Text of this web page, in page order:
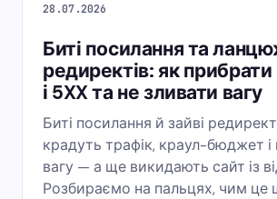
28.07.2026
Биті посилання та
редиректів: як прибрати
і 5XX та не зливати вагу
Биті посилання й зайві
крадуть трафік, краул-бюджет і
вагу — а ще викидають сайт із
Розбираємо на пальцях, чим це